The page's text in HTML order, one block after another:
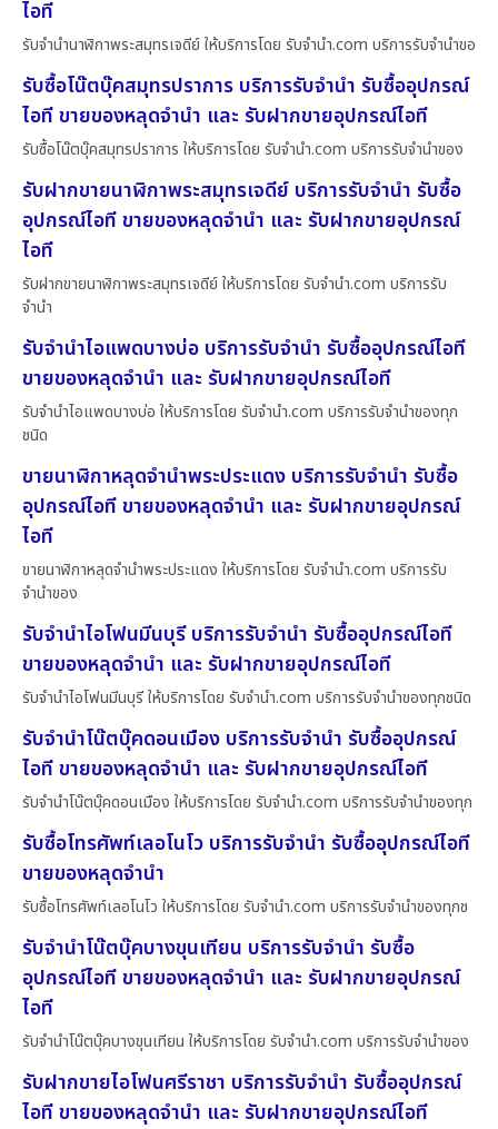
ไอที
รับจำนำนาฬิกาพระสมุทรเจดีย์ ให้บริการโดย รับจํานํา.com บริการรับจำนำขอ
รับซื้อโน๊ตบุ๊คสมุทรปราการ บริการรับจำนำ รับซื้ออุปกรณ์
ไอที ขายของหลุดจำนำ และ รับฝากขายอุปกรณ์ไอที
รับซื้อโน๊ตบุ๊คสมุทรปราการ ให้บริการโดย รับจํานํา.com บริการรับจำนำของ
รับฝากขายนาฬิกาพระสมุทรเจดีย์ บริการรับจำนำ รับซื้อ
อุปกรณ์ไอที ขายของหลุดจำนำ และ รับฝากขายอุปกรณ์
ไอที
รับฝากขายนาฬิกาพระสมุทรเจดีย์ ให้บริการโดย รับจํานํา.com บริการรับ
จำนำ
รับจำนำไอแพดบางบ่อ บริการรับจำนำ รับซื้ออุปกรณ์ไอที
ขายของหลุดจำนำ และ รับฝากขายอุปกรณ์ไอที
รับจำนำไอแพดบางบ่อ ให้บริการโดย รับจํานํา.com บริการรับจำนำของทุก
ชนิด
ขายนาฬิกาหลุดจำนำพระประแดง บริการรับจำนำ รับซื้อ
อุปกรณ์ไอที ขายของหลุดจำนำ และ รับฝากขายอุปกรณ์
ไอที
ขายนาฬิกาหลุดจำนำพระประแดง ให้บริการโดย รับจํานํา.com บริการรับ
จำนำของ
รับจำนำไอโฟนมีนบุรี บริการรับจำนำ รับซื้ออุปกรณ์ไอที
ขายของหลุดจำนำ และ รับฝากขายอุปกรณ์ไอที
รับจำนำไอโฟนมีนบุรี ให้บริการโดย รับจํานํา.com บริการรับจำนำของทุกชนิด
รับจำนำโน๊ตบุ๊คดอนเมือง บริการรับจำนำ รับซื้ออุปกรณ์
ไอที ขายของหลุดจำนำ และ รับฝากขายอุปกรณ์ไอที
รับจำนำโน๊ตบุ๊คดอนเมือง ให้บริการโดย รับจํานํา.com บริการรับจำนำของทุก
รับซื้อโทรศัพท์เลอโนโว บริการรับจำนำ รับซื้ออุปกรณ์ไอที
ขายของหลุดจำนำ
รับซื้อโทรศัพท์เลอโนโว ให้บริการโดย รับจํานํา.com บริการรับจำนำของทุกช
รับจำนำโน๊ตบุ๊คบางขุนเทียน บริการรับจำนำ รับซื้อ
อุปกรณ์ไอที ขายของหลุดจำนำ และ รับฝากขายอุปกรณ์
ไอที
รับจำนำโน๊ตบุ๊คบางขุนเทียน ให้บริการโดย รับจํานํา.com บริการรับจำนำของ
รับฝากขายไอโฟนศรีราชา บริการรับจำนำ รับซื้ออุปกรณ์
ไอที ขายของหลุดจำนำ และ รับฝากขายอุปกรณ์ไอที